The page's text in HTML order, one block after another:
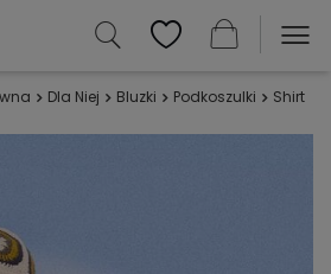
Dla Niej Bluzki Podkoszulki Shirt